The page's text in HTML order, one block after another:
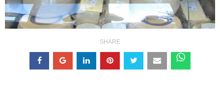
SHARE